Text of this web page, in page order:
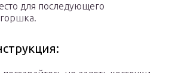
для последующего